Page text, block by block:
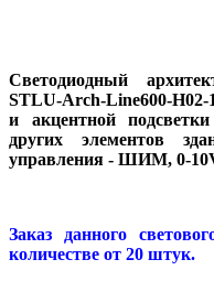
Светодиодный
STLU-Arch-Line600-H02-
и акцентной
других элементов
управления - ШИМ, 0-
Заказ данного
количестве от 20 штук.